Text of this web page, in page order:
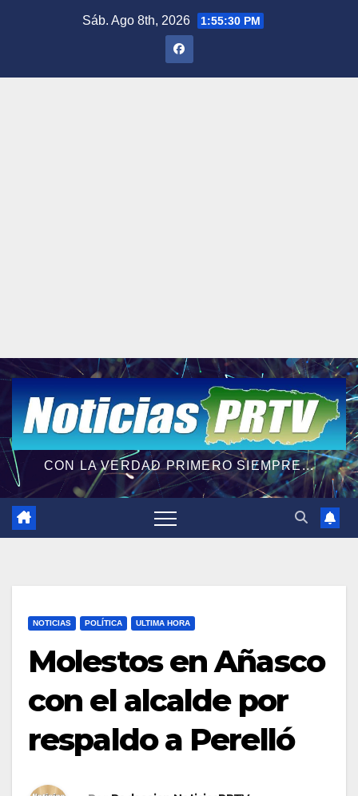
Sáb. Ago 8th, 2026 1:55:31 PM
CON LA VERDAD PRIMERO SIEMPRE...
NOTICIAS POLÍTICA ULTIMA HORA
Molestos en Añasco
con el alcalde por
respaldo a Perelló